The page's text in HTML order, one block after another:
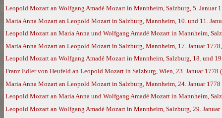
Leopold Mozart an Wolfgang Amadé Mozart in Mannheim, Salzburg, 5. Januar
Maria Anna Mozart an Leopold Mozart in Salzburg, Mannheim, 10. und 11.
Leopold Mozart an Maria Anna und Wolfgang Amadé Mozart in Mannheim,
Maria Anna Mozart an Leopold Mozart in Salzburg, Mannheim, 17. Januar
Leopold Mozart an Wolfgang Amadé Mozart in Mannheim, Salzburg, 18. und
Franz Edler von Heufeld an Leopold Mozart in Salzburg, Wien, 23. Januar 1778
Maria Anna Mozart an Leopold Mozart in Salzburg, Mannheim, 24. Januar
Leopold Mozart an Maria Anna und Wolfgang Amadé Mozart in Mannheim,
Leopold Mozart an Wolfgang Amadé Mozart in Mannheim, Salzburg, 29.